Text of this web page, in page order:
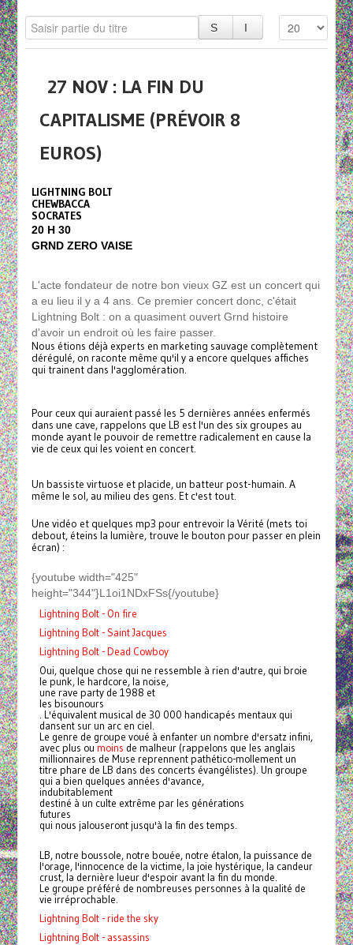
27 NOV : LA FIN DU
CAPITALISME (PRÉVOIR 8
EUROS)
LIGHTNING BOLT
CHEWBACCA
SOCRATES
20 H 30
GRND ZERO VAISE
L'acte fondateur de notre bon vieux GZ est un concert qui
a eu lieu il y a 4 ans. Ce premier concert donc, c'était
Lightning Bolt : on a quasiment ouvert Grnd histoire
d'avoir un endroit où les faire passer.
Nous étions déjà experts en marketing sauvage complètement
dérégulé, on raconte même qu'il y a encore quelques affiches
qui trainent dans l'agglomération.
Pour ceux qui auraient passé les 5 dernières années enfermés
dans une cave, rappelons que LB est l'un des six groupes au
monde ayant le pouvoir de remettre radicalement en cause la
vie de ceux qui les voient en concert.
Un bassiste virtuose et placide, un batteur post-humain. A
même le sol, au milieu des gens. Et c'est tout.
Une vidéo et quelques mp3 pour entrevoir la Vérité (mets toi
debout, éteins la lumière, trouve le bouton pour passer en plein
écran) :
{youtube width="425"
height="344"}L1oi1NDxFSs{/youtube}
Lightning Bolt - On fire
Lightning Bolt - Saint Jacques
Lightning Bolt - Dead Cowboy
Oui, quelque chose qui ne ressemble à rien d'autre, qui broie
le punk, le hardcore, la noise,
une rave party de 1988 et
les bisounours
. L'équivalent musical de 30 000 handicapés mentaux qui
dansent sur un arc en ciel.
Le genre de groupe voué à enfanter un nombre d'ersatz infini,
avec plus ou moins de malheur (rappelons que les anglais
millionnaires de Muse reprennent pathético-mollement un
titre phare de LB dans des concerts évangélistes). Un groupe
qui a bien quelques années d'avance,
indubitablement
destiné à un culte extrême par les générations
futures
qui nous jalouseront jusqu'à la fin des temps.
LB, notre boussole, notre bouée, notre étalon, la puissance de
l'orage, l'innocence de la victime, la joie hystérique, la candeur
crust, la dernière lueur d'espoir avant la fin du monde.
Le groupe préféré de nombreuses personnes à la qualité de
vie irréprochable.
Lightning Bolt - ride the sky
Lightning Bolt - assassins